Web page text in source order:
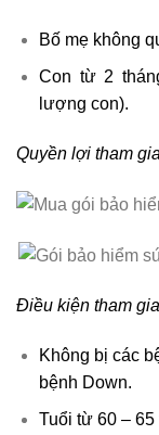
Bố mẹ không
Con từ 2
lượng con).
Quyền lợi tham
Điều kiện tham gia
Không bị các
bệnh Down.
Tuổi từ 60 – 65